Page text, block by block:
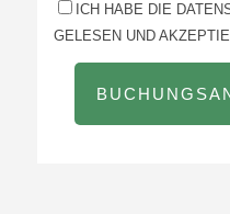
ICH HABE DIE
GELESEN UND